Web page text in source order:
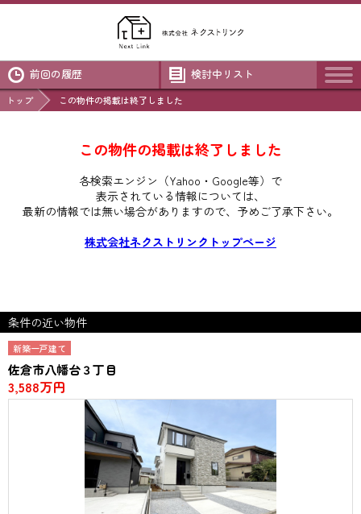
前回の履歴 検討中リスト
トップ この物件の掲載は終了しました
この物件の掲載は終了しました
各検索エンジン（Yahoo・Google等）で
表示されている情報については、
最新の情報では無い場合がありますので、 予めご了承下さい。
株式会社ネクストリンクトップページ
条件の近い物件
新築一戸建て
佐倉市八幡台３丁目
3,588万円